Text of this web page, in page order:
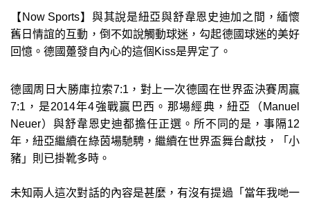
【Now Sports】與其說是紐亞與舒韋恩史迪加之間，緬懷
舊日情誼的互動，倒不如說觸動球迷，勾起德國球迷的美好
回憶。德國躉發自內心的這個Kiss是畀定了。
德國周日大勝庫拉索7:1，對上一次德國在世界盃決賽周贏
7:1，是2014年4強戰贏巴西。那場經典，紐亞（Manuel
Neuer）與舒韋恩史迪都擔任正選。所不同的是，事隔12
年，紐亞繼續在綠茵場馳騁，繼續在世界盃舞台獻技，「小
豬」則已掛靴多時。
未知兩人這次對話的內容是甚麼，有沒有提過「當年我哋一